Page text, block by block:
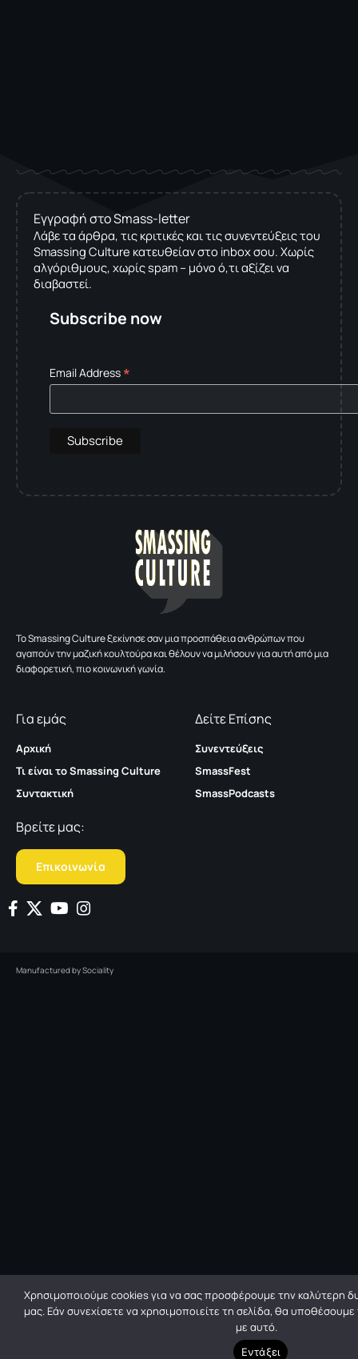
Εγγραφή στο Smass-letter
Λάβε τα άρθρα, τις κριτικές και τις συνεντεύξεις του
Smassing Culture κατευθείαν στο inbox σου. Χωρίς
αλγόριθμους, χωρίς spam – μόνο ό,τι αξίζει να
διαβαστεί.
Subscribe now
Email Address*
To Smassing Culture ξεκίνησε σαν μια προσπάθεια ανθρώπων που
αγαπούν την μαζική κουλτούρα και θέλουν να μιλήσουν για αυτή από μια
διαφορετική, πιο κοινωνική γωνία.
Για εμάς
Αρχική
Τι είναι το Smassing Culture
Συντακτική
Δείτε Επίσης
Συνεντεύξεις
SmassFest
SmassPodcasts
Βρείτε μας:
Επικοινωνία
Manufactured bySociality
Χρησιμοποιούμε cookies για να σας προσφέρουμε την καλύτερη
μας. Εάν συνεχίσετε να χρησιμοποιείτε τη σελίδα, θα
με αυτό.
Εντάξει